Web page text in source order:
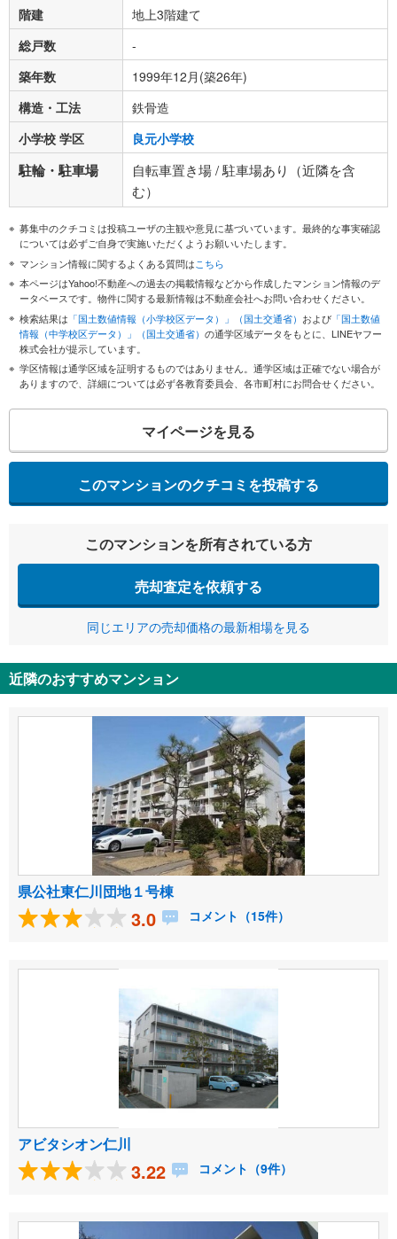
階建
地上3階建て
総戸数
-
築年数
1999年12月(築26年)
構造・工法
鉄骨造
小学校 学区
良元小学校
駐輪・駐車場
自転車置き場 / 駐車場あり（近隣を含
む）
募集中のクチコミは投稿ユーザの主観や意見に基づいています。最終的な事実確認
については必ずご自身で実施いただくようお願いいたします。
マンション情報に関するよくある質問はこちら
本ページはYahoo!不動産への過去の掲載情報などから作成したマンション情報のデ
ータベースです。物件に関する最新情報は不動産会社へお問い合わせください。
検索結果は 「国土数値情報（小学校区データ）」（国土交通省） および 「国土数値
情報（中学校区データ）」（国土交通省） の通学区域データをもとに、LINEヤフー
株式会社が提示しています。
学区情報は通学区域を証明するものではありません。通学区域は正確でない場合が
ありますので、詳細については必ず各教育委員会、各市町村にお問合せください。
マイページを見る
このマンションのクチコミを投稿する
このマンションを所有されている方
売却査定を依頼する
同じエリアの売却価格の最新相場を見る
近隣のおすすめマンション
県公社東仁川団地１号棟
3.0 コメント（15件）
アビタシオン仁川
3.22 コメント（9件）